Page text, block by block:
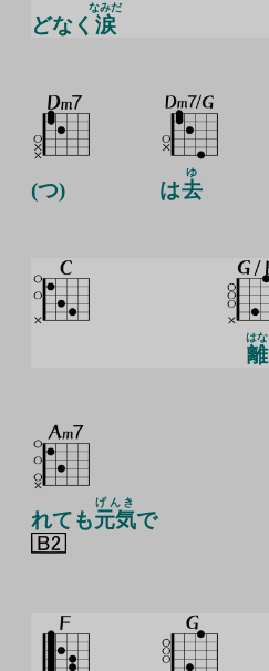
どなく 涙
なみだ
(つ) は去
ゆ
離
はな
れても元気
げんき
で